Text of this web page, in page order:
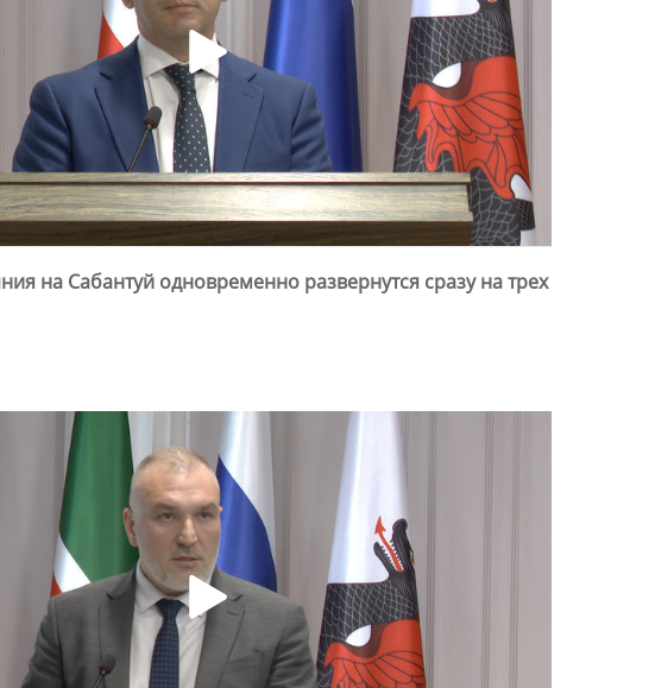
на Сабантуй одновременно развернутся сразу на трех